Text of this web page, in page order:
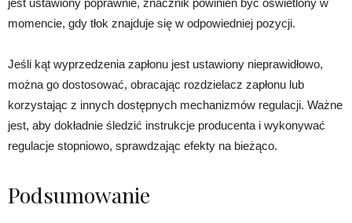
momencie, gdy tłok znajduje się w odpowiedniej pozycji.
Jeśli kąt wyprzedzenia zapłonu jest ustawiony nieprawidłowo,
można go dostosować, obracając rozdzielacz zapłonu lub
korzystając z innych dostępnych mechanizmów regulacji. Ważne
jest, aby dokładnie śledzić instrukcje producenta i wykonywać
regulacje stopniowo, sprawdzając efekty na bieżąco.
Podsumowanie